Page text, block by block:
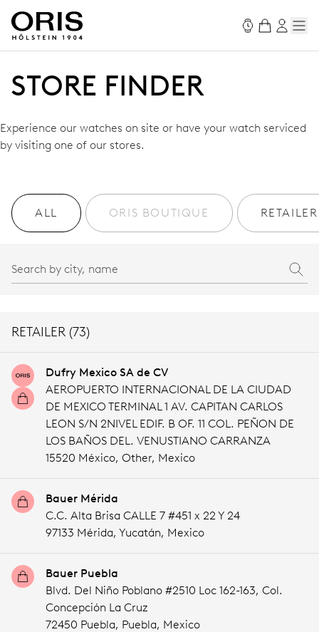
STORE FINDER
Experience our watches on site or have your watch serviced
by visiting one of our stores.
ALL ORIS BOUTIQUE RETAILER
RETAILER (73)
Dufry Mexico SA de CV
AEROPUERTO INTERNACIONAL DE LA CIUDAD
DE MEXICO TERMINAL 1 AV. CAPITAN CARLOS
LEON S/N 2NIVEL EDIF. B OF. 11 COL. PEÑON DE
LOS BAÑOS DEL. VENUSTIANO CARRANZA
15520 México, Other, Mexico
Bauer Mérida
C.C. Alta Brisa CALLE 7 #451 x 22 Y 24
97133 Mérida, Yucatán, Mexico
Bauer Puebla
Blvd. Del Niño Poblano #2510 Loc 162-163, Col.
Concepción La Cruz
72450 Puebla, Puebla, Mexico